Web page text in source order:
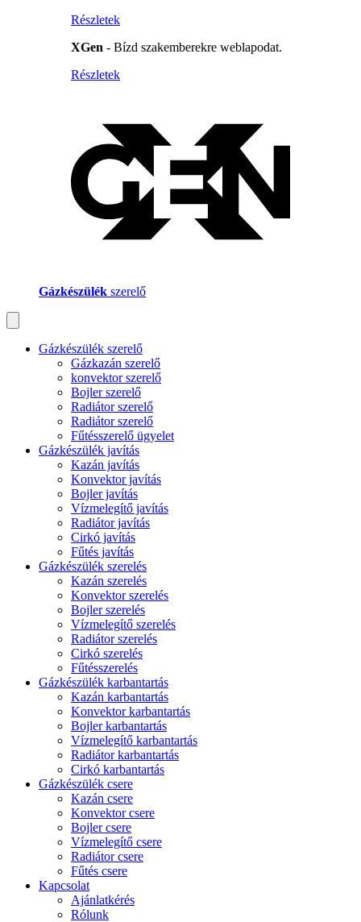
Részletek
XGen - Bízd szakemberekre weblapodat.
Részletek
Gázkészülék szerelő
Gázkészülék szerelő
Gázkazán szerelő
konvektor szerelő
Bojler szerelő
Radiátor szerelő
Radiátor szerelő
Fűtésszerelő ügyelet
Gázkészülék javítás
Kazán javítás
Konvektor javítás
Bojler javítás
Vízmelegítő javítás
Radiátor javítás
Cirkó javítás
Fűtés javítás
Gázkészülék szerelés
Kazán szerelés
Konvektor szerelés
Bojler szerelés
Vízmelegítő szerelés
Radiátor szerelés
Cirkó szerelés
Fűtésszerelés
Gázkészülék karbantartás
Kazán karbantartás
Konvektor karbantartás
Bojler karbantartás
Vízmelegítő karbantartás
Radiátor karbantartás
Cirkó karbantartás
Gázkészülék csere
Kazán csere
Konvektor csere
Bojler csere
Vízmelegítő csere
Radiátor csere
Fűtés csere
Kapcsolat
Ajánlatkérés
Rólunk